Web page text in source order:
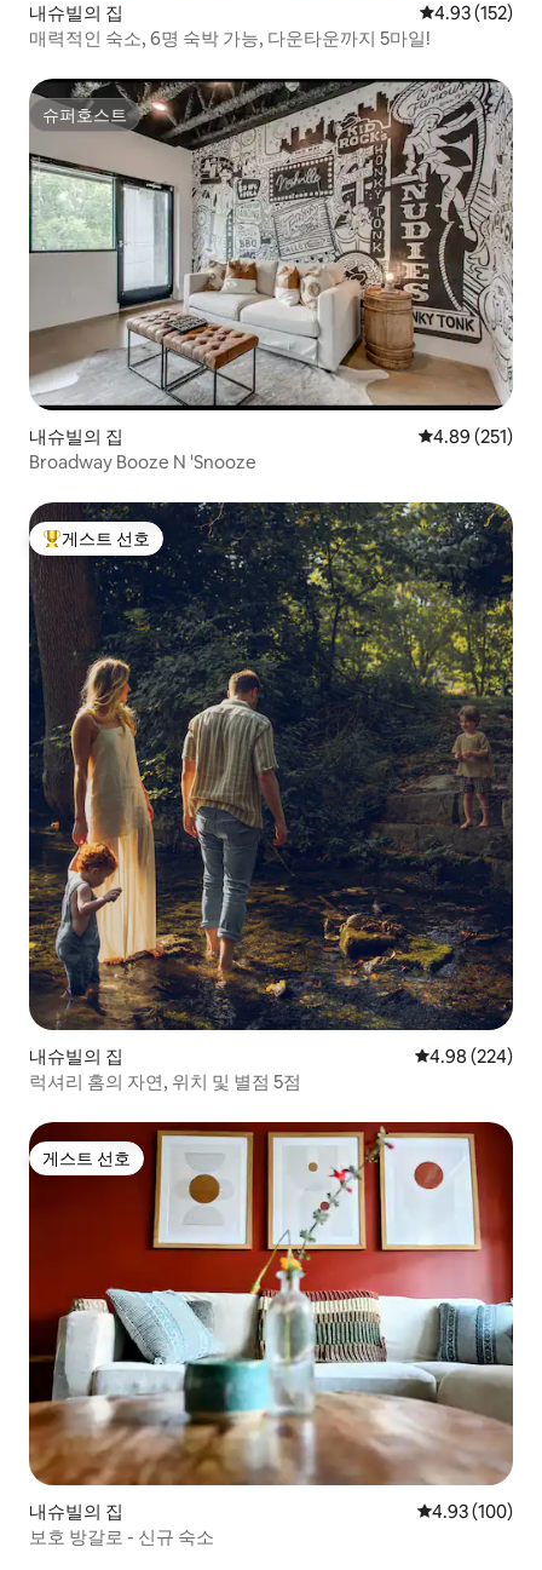
내슈빌의 집 평점 4.93점(5
4.93 (152)
매력적인 숙소, 6명 숙박 가능, 다운타운까지 5마일!
슈퍼호스트
슈퍼호스트
내슈빌의 집 평점 4.89점(5
4.89 (251)
Broadway Booze N 'Snooze
상위 게스트 선호
게스트 선호
내슈빌의 집 평점 4.98점(5
4.98 (224)
럭셔리 홈의 자연, 위치 및 별점 5점
게스트 선호
게스트 선호
내슈빌의 집 평점 4.93점(5
4.93 (100)
보호 방갈로 - 신규 숙소